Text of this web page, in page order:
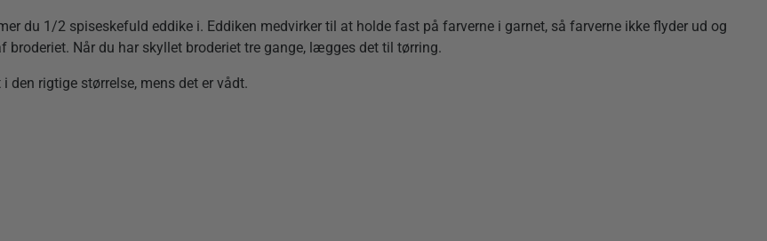
du 1/2 spiseskefuld eddike i. Eddiken medvirker til at holde fast på farverne i garnet, så farverne ikke flyder ud og
broderiet. Når du har skyllet broderiet tre gange, lægges det til tørring.
den rigtige størrelse, mens det er vådt.